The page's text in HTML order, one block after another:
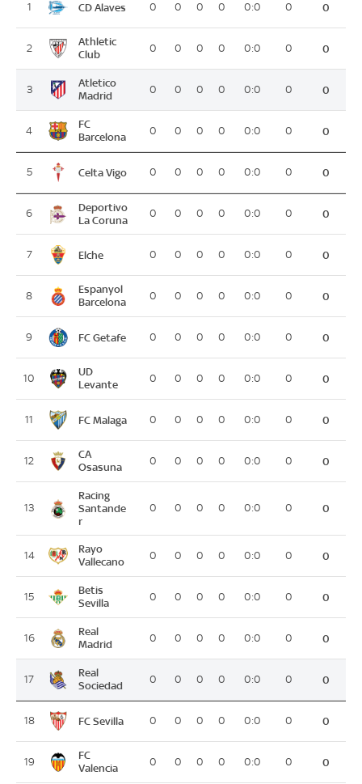
1 CD Alaves 0 0 0 0 0:0 0 0
2
Athletic
Club
0 0 0 0 0:0 0 0
3
Atletico
Madrid
0 0 0 0 0:0 0 0
4
FC
Barcelona
0 0 0 0 0:0 0 0
5 Celta Vigo 0 0 0 0 0:0 0 0
6
Deportivo
La Coruna
0 0 0 0 0:0 0 0
7 Elche 0 0 0 0 0:0 0 0
8
Espanyol
Barcelona
0 0 0 0 0:0 0 0
9 FC Getafe 0 0 0 0 0:0 0 0
10
UD
Levante
0 0 0 0 0:0 0 0
11 FC Malaga 0 0 0 0 0:0 0 0
12
CA
Osasuna
0 0 0 0 0:0 0 0
13
Racing
Santande
r
0 0 0 0 0:0 0 0
14
Rayo
Vallecano
0 0 0 0 0:0 0 0
15
Betis
Sevilla
0 0 0 0 0:0 0 0
16
Real
Madrid
0 0 0 0 0:0 0 0
17
Real
Sociedad
0 0 0 0 0:0 0 0
18 FC Sevilla 0 0 0 0 0:0 0 0
19
FC
Valencia
0 0 0 0 0:0 0 0